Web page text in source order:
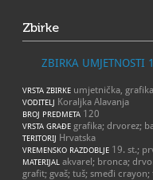
Zbirke
ZBIRKA UMJETNOSTI
VRSTA ZBIRKE umjetnička,
VODITELJ Koraljka Alavanja
BROJ PREDMETA 120
VRSTA GRAĐE grafika; drvorez;
TERITORIJ Hrvatska
VREMENSKO RAZDOBLJE 19. st.;
MATERIJAL akvarel; bronca;
grafit; gvaš; tuš; smeđi